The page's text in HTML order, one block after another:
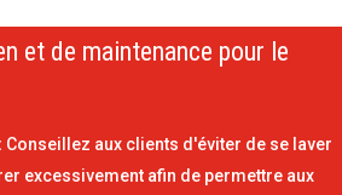
et de maintenance pour le
Conseillez aux clients d'éviter de se laver
excessivement afin de permettre aux